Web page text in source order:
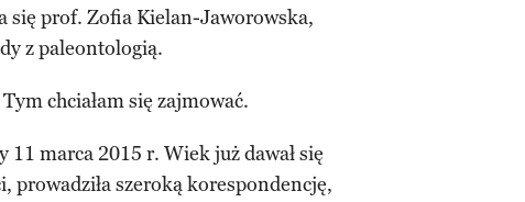
się prof. Zofia Kielan-Jaworowska,
z paleontologią.
chciałam się zajmować.
marca 2015 r. Wiek już dawał się
prowadziła szeroką korespondencję,